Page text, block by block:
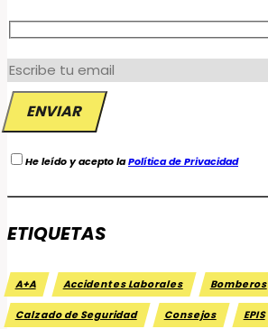
He leído y acepto laPolítica de Privacidad
ETIQUETAS
A+A Accidentes Laborales Bomberos
Calzado de Seguridad Consejos EPIS